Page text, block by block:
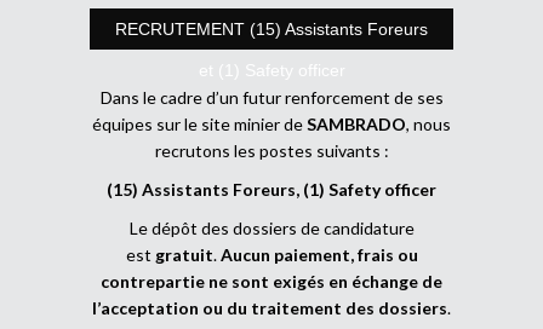
RECRUTEMENT (15) Assistants Foreurs
et (1) Safety officer
Dans le cadre d’un futur renforcement de ses
équipes sur le site minier deSAMBRADO, nous
recrutons les postes suivants :
(15) Assistants Foreurs, (1) Safety officer
Le dépôt des dossiers de candidature
est gratuit.Aucun paiement, frais ou
contrepartie ne sont exigés en échange de
l’acceptation ou du traitement des dossiers.